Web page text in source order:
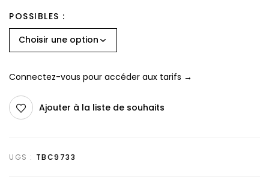
POSSIBLES
Connectez-vous pour accéder aux tarifs →
Ajouter à la liste de souhaits
UGS : TBC9733